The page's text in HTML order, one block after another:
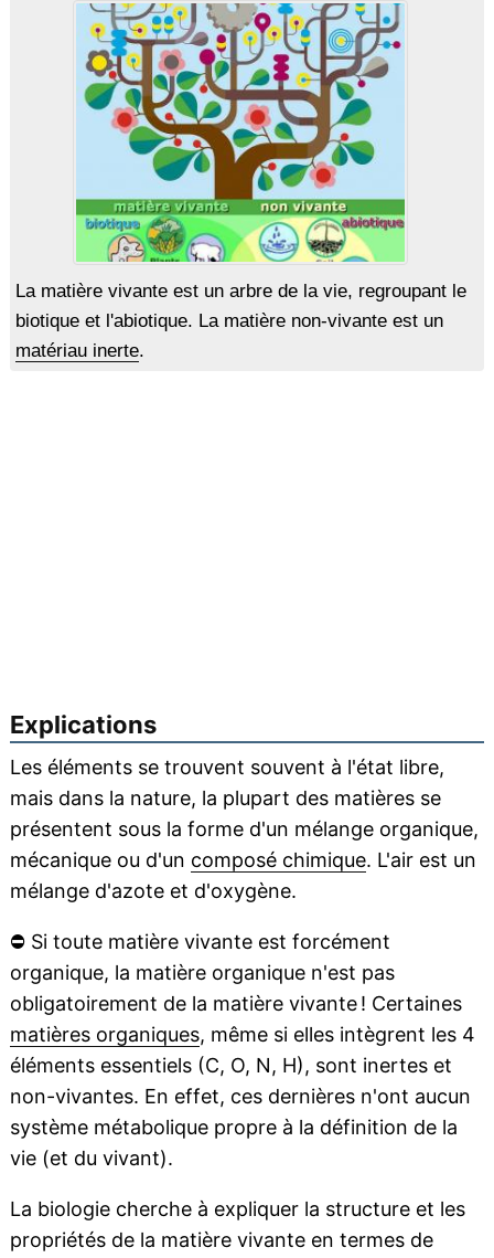
La matière vivante est un arbre de la vie, regroupant le
biotique et l'abiotique. La matière non-vivante est un
matériau inerte.
Explications
Les éléments se trouvent souvent à l'état libre,
mais dans la nature, la plupart des matières se
présentent sous la forme d'un mélange organique,
mécanique ou d'un composé chimique. L'air est un
mélange d'azote et d'oxygène.
⛔Si toute matière vivante est forcément
organique, la matière organique n'est pas
obligatoirement de la matière vivante ! Certaines
matières organiques, même si elles intègrent les 4
éléments essentiels (C, O, N, H), sont inertes et
non-vivantes. En effet, ces dernières n'ont aucun
système métabolique propre à la définition de la
vie (et du vivant).
La biologie cherche à expliquer la structure et les
propriétés de la matière vivante en termes de